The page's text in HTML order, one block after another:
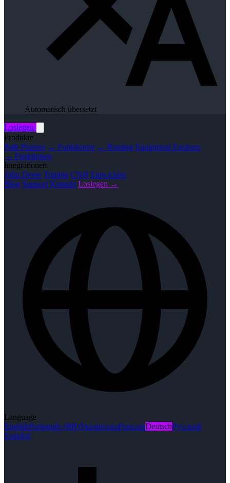
Automatisch übersetzt
Loslegen
Produkte
Path Planner → Funktionen → Routing Equipment Explorer
→ Funktionen
Integrationen
John Deere Trimble CNH Entwickler
Blog Support Kontakt Loslegen →
Language
EnglishPortuguês (BR)УкраїнськаFrançaisDeutschРусский
Español